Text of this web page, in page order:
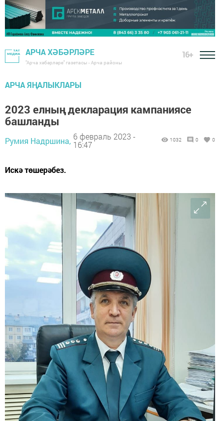
АРЧА ХӘБӘРЛӘРЕ
"Арча хәбәрләре" газетасы - Арча районы
16+
АРЧА ЯҢАЛЫКЛАРЫ
2023 елның декларация кампаниясе
башланды
Румия Надршина, 6 февраль 2023 -
16:47
1032 0 0
Искә төшерәбез.